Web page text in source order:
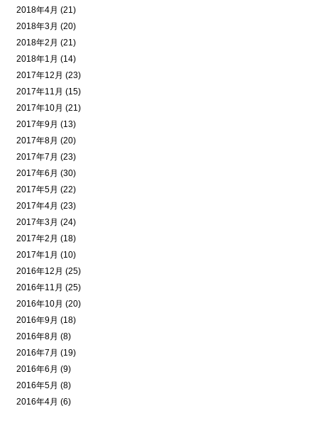
2018年4月 (21)
2018年3月 (20)
2018年2月 (21)
2018年1月 (14)
2017年12月 (23)
2017年11月 (15)
2017年10月 (21)
2017年9月 (13)
2017年8月 (20)
2017年7月 (23)
2017年6月 (30)
2017年5月 (22)
2017年4月 (23)
2017年3月 (24)
2017年2月 (18)
2017年1月 (10)
2016年12月 (25)
2016年11月 (25)
2016年10月 (20)
2016年9月 (18)
2016年8月 (8)
2016年7月 (19)
2016年6月 (9)
2016年5月 (8)
2016年4月 (6)